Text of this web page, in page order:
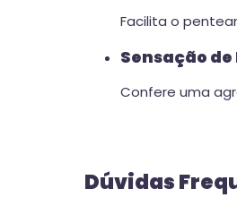
Facilita o
Sensação
Confere uma
Dúvidas